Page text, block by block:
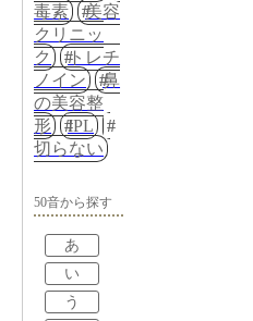
毒素
美容
クリニッ
ク
トレチ
ノイン
鼻
の美容整
形
IPL
切らない
50音から探す
あ
い
う